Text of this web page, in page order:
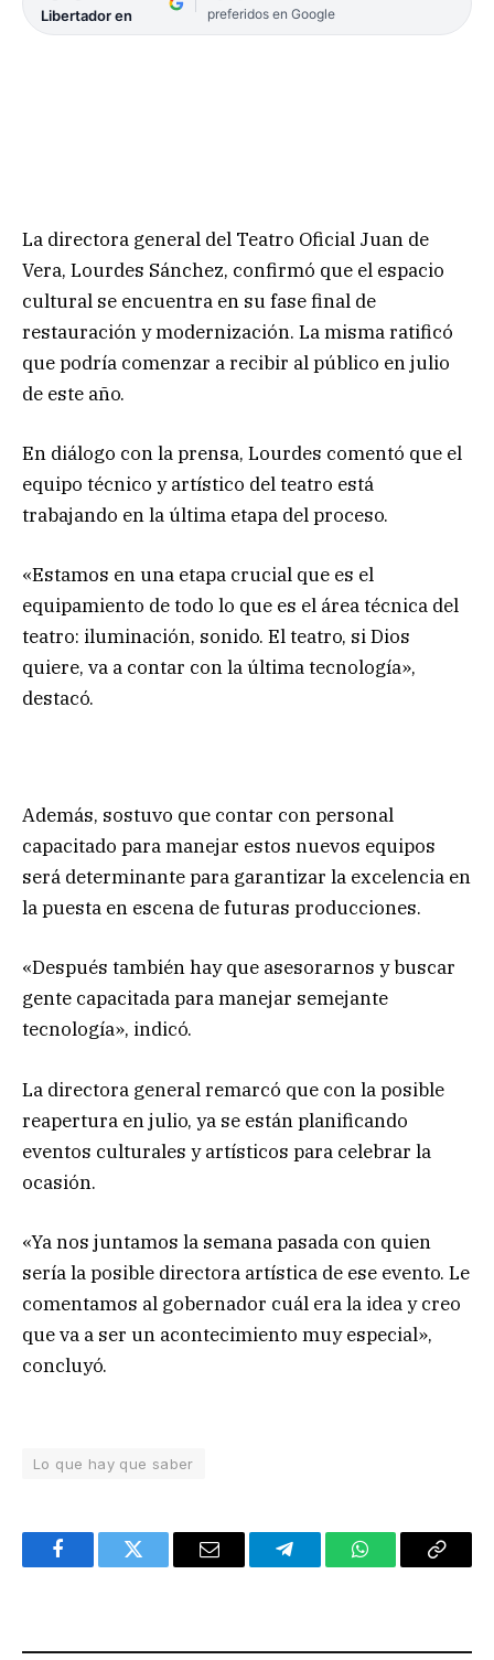
Libertador en
preferidos en Google
La directora general del Teatro Oficial Juan de
Vera, Lourdes Sánchez, confirmó que el espacio
cultural se encuentra en su fase final de
restauración y modernización. La misma ratificó
que podría comenzar a recibir al público en julio
de este año.
En diálogo con la prensa, Lourdes comentó que el
equipo técnico y artístico del teatro está
trabajando en la última etapa del proceso.
«Estamos en una etapa crucial que es el
equipamiento de todo lo que es el área técnica del
teatro: iluminación, sonido. El teatro, si Dios
quiere, va a contar con la última tecnología»,
destacó.
Además, sostuvo que contar con personal
capacitado para manejar estos nuevos equipos
será determinante para garantizar la excelencia en
la puesta en escena de futuras producciones.
«Después también hay que asesorarnos y buscar
gente capacitada para manejar semejante
tecnología», indicó.
La directora general remarcó que con la posible
reapertura en julio, ya se están planificando
eventos culturales y artísticos para celebrar la
ocasión.
«Ya nos juntamos la semana pasada con quien
sería la posible directora artística de ese evento. Le
comentamos al gobernador cuál era la idea y creo
que va a ser un acontecimiento muy especial»,
concluyó.
Lo que hay que saber
FacebookTwitter Email TelegramWhatsAppCopy